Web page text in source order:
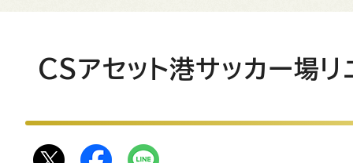
CSアセット港サッカー場